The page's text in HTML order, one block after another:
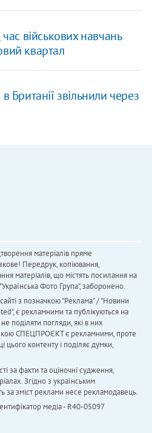
військових навчань
квартал
Британії звільнили через
матеріалів пряме
Передрук, копіювання,
матеріалів, що містять посилання на
Фото Група", заборонено.
з позначкою "Реклама" / "Новини
є рекламними та публікуються на
поділяти погляди, які в них
СПЕЦПРОЄКТ є рекламними, проте
цього контенту і поділяє думки,
за факти та оціночні судження,
Згідно з українським
за зміст реклами несе рекламодавець.
медіа - R40-05097